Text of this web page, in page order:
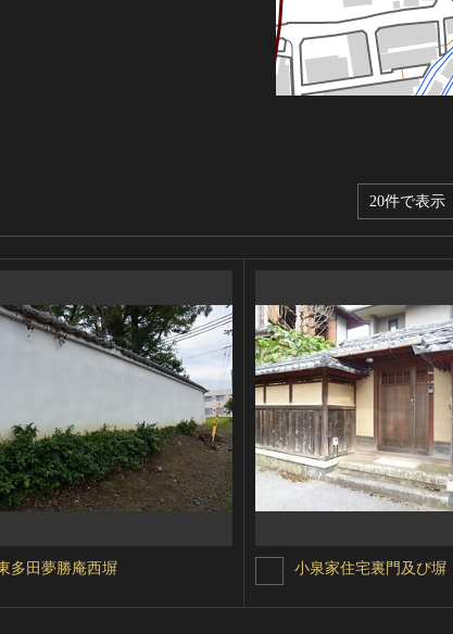
20件で表示
多田夢勝庵西塀 小泉家住宅裏門及び塀